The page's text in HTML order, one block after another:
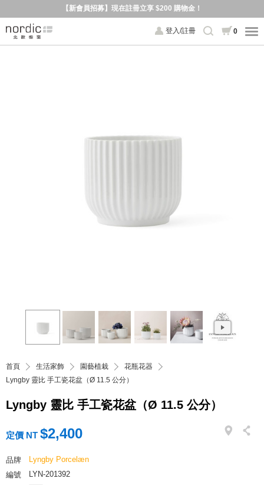
【新會員招募】現在註冊立享 $200 購物金！
登入/註冊 0
首頁 生活家飾 園藝植栽
花瓶花器
Lyngby 靈比 手工瓷花盆（Ø 11.5 公分）
Lyngby 靈比 手工瓷花盆（Ø 11.5 公分）
定價 NT $2,400
品牌
Lyngby Porcelæn
編號
LYN-201392